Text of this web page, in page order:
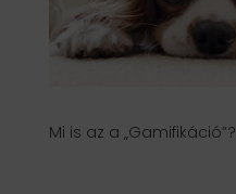
Mi is az a „Gamifikáció”?